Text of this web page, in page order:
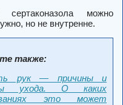
можно
но не внутренне.
также:
рук — причины и
ухода. О каких
это может